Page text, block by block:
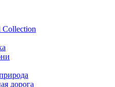
дорога